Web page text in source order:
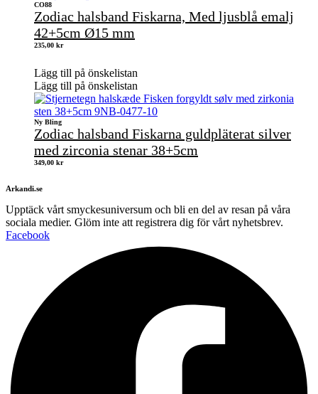
CO88
Zodiac halsband Fiskarna, Med ljusblå emalj
42+5cm Ø15 mm
235,00 kr
Lägg till på önskelistan
Lägg till på önskelistan
Ny Bling
Zodiac halsband Fiskarna guldpläterat silver
med zirconia stenar 38+5cm
349,00 kr
Arkandi.se
Upptäck vårt smyckesuniversum och bli en del av resan på våra
sociala medier. Glöm inte att registrera dig för vårt nyhetsbrev.
Facebook